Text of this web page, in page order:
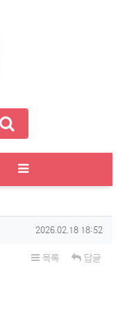
작성일
2026.02.18 18:52
목록 답글